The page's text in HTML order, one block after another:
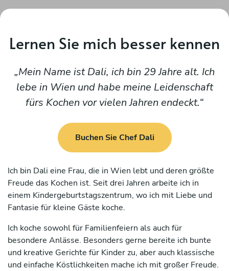
Lernen Sie mich besser kennen
Mein Name ist Dali, ich bin 29 Jahre alt. Ich
lebe in Wien und habe meine Leidenschaft
fürs Kochen vor vielen Jahren endeckt.
Buchen Sie Chef Dali
Ich bin Dali eine Frau, die in Wien lebt und deren größte
Freude das Kochen ist. Seit drei Jahren arbeite ich in
einem Kindergeburtstagszentrum, wo ich mit Liebe und
Fantasie für kleine Gäste koche.
Ich koche sowohl für Familienfeiern als auch für
besondere Anlässe. Besonders gerne bereite ich bunte
und kreative Gerichte für Kinder zu, aber auch klassische
und einfache Köstlichkeiten mache ich mit großer Freude.